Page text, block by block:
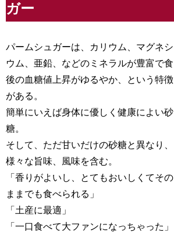
ガー
パームシュガーは、カリウム、マグネシ
ウム、亜鉛、などのミネラルが豊富で食
後の血糖値上昇がゆるやか、という特徴
がある。
簡単にいえば身体に優しく健康によい砂
糖。
そして、ただ甘いだけの砂糖と異なり、
様々な旨味、風味を含む。
「香りがよいし、とてもおいしくてその
ままでも食べられる」
「土産に最適」
「一口食べて大ファンになっちゃった」